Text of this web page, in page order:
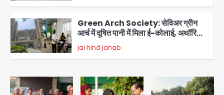
5
Green Arch Society: सेविअर ग्रीन
आर्च में दूषित पानी में मिला ई-कोलाई, अथॉरिटी
ने शुरू की सैंपलिंग जांच
‘हाईटेक सिटी’ के दावों की खुली पोल,
सेक्टर-95 अंडरपास में 3-4 फीट भरा पानी,